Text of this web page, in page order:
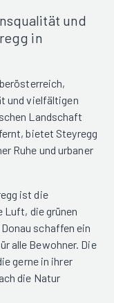
und
in
und vielfältigen
Landschaft
bietet Steyregg
Ruhe und urbaner
ist die
Luft, die grünen
schaffen ein
alle Bewohner. Die
gerne in ihrer
die Natur